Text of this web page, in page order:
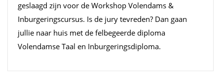
geslaagd zijn voor de Workshop Volendams &
Inburgeringscursus. Is de jury tevreden? Dan gaan
jullie naar huis met de felbegeerde diploma
Volendamse Taal en Inburgeringsdiploma.